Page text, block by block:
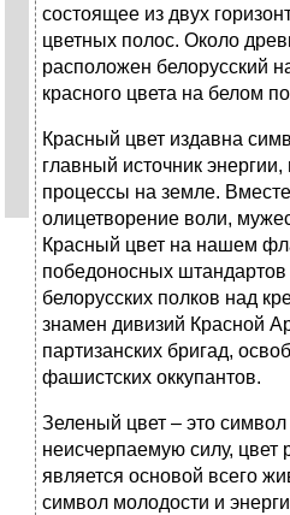
состоящее из двух
цветных полос. Около
расположен белорусский
красного цвета на белом
Красный цвет издавна
главный источник
процессы на земле.
олицетворение воли,
Красный цвет на нашем
победоносных
белорусских полков над
знамен дивизий Красной
партизанских бригад,
фашистских оккупантов.
Зеленый цвет – это
неисчерпаемую силу, цвет
является основой всего
символ молодости и